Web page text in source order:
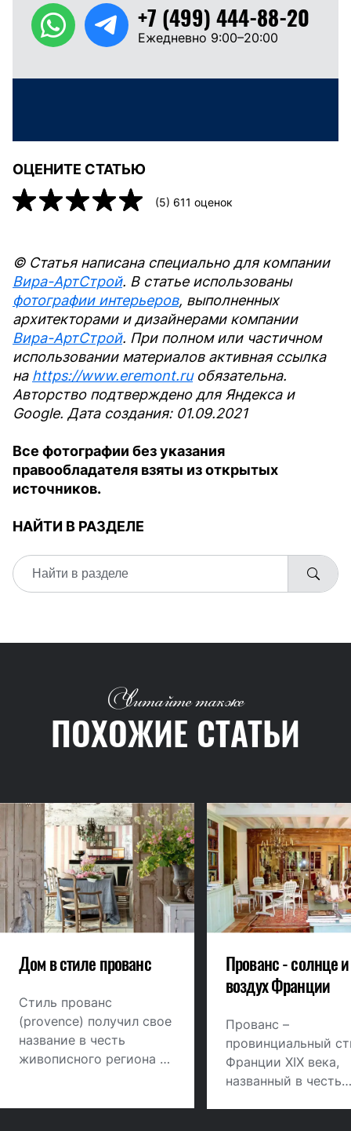
+7 (499) 444-88-20
Ежедневно 9:00–20:00
ОЦЕНИТЕ СТАТЬЮ
(5) 611 оценок
© Статья написана специально для компании
Вира-АртСтрой. В статье использованы
фотографии интерьеров, выполненных
архитекторами и дизайнерами компании
Вира-АртСтрой. При полном или частичном
использовании материалов активная ссылка
на https://www.eremont.ruобязательна.
Авторство подтверждено для Яндекса и
Google. Дата создания: 01.09.2021
Все фотографии без указания
правообладателя взяты из открытых
источников.
НАЙТИ В РАЗДЕЛЕ
Читайте также
ПОХОЖИЕ СТАТЬИ
Дом в стиле прованс
Стиль прованс
(provence) получил свое
название в честь
живописного региона на
Прованс - солнце и
воздух Франции
Прованс –
провинциальный
Франции XIX века,
названный в честь